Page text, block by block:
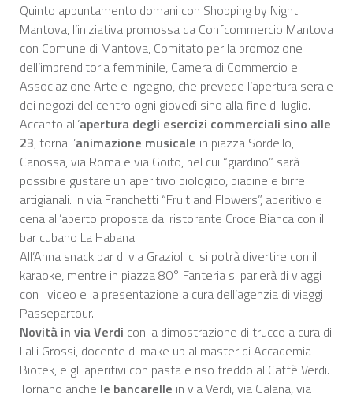
Quinto appuntamento domani con Shopping by Night
Mantova, l’iniziativa promossa da Confcommercio Mantova
con Comune di Mantova, Comitato per la promozione
dell’imprenditoria femminile, Camera di Commercio e
Associazione Arte e Ingegno, che prevede l’apertura serale
dei negozi del centro ogni giovedì sino alla fine di luglio.
Accanto all’apertura degli esercizi commerciali sino alle
23, torna l’animazione musicale in piazza Sordello,
Canossa, via Roma e via Goito, nel cui “giardino” sarà
possibile gustare un aperitivo biologico, piadine e birre
artigianali. In via Franchetti “Fruit and Flowers”, aperitivo e
cena all’aperto proposta dal ristorante Croce Bianca con il
bar cubano La Habana.
All’Anna snack bar di via Grazioli ci si potrà divertire con il
karaoke, mentre in piazza 80° Fanteria si parlerà di viaggi
con i video e la presentazione a cura dell’agenzia di viaggi
Passepartour.
Novità in via Verdi con la dimostrazione di trucco a cura di
Lalli Grossi, docente di make up al master di Accademia
Biotek, e gli aperitivi con pasta e riso freddo al Caffè Verdi.
Tornano anche le bancarelle in via Verdi, via Galana, via